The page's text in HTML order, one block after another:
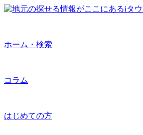
ホーム・検索
コラム
はじめての方